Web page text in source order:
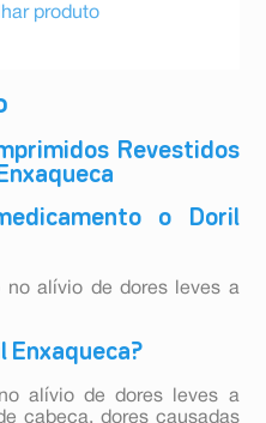
Revestidos
o Doril
no alívio de dores leves a
Enxaqueca?
alívio de dores leves a
cabeça, dores causadas
produto